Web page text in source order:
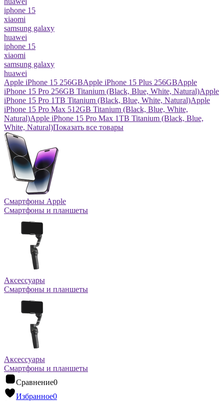
iphone 15
xiaomi
samsung galaxy
huawei
iphone 15
xiaomi
samsung galaxy
huawei
Apple iPhone 15 256GBApple iPhone 15 Plus 256GBApple
iPhone 15 Pro 256GB Titanium (Black, Blue, White, Natural)Apple
iPhone 15 Pro 1TB Titanium (Black, Blue, White, Natural)Apple
iPhone 15 Pro Max 512GB Titanium (Black, Blue, White,
Natural)Apple iPhone 15 Pro Max 1TB Titanium (Black, Blue,
White, Natural)Показать все товары
Смартфоны Apple
Смартфоны и планшеты
Аксессуары
Смартфоны и планшеты
Аксессуары
Смартфоны и планшеты
Сравнение0
Избранное0